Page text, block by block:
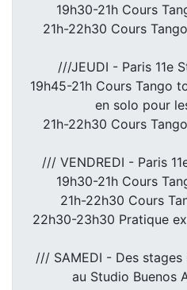
19h30-21h Cours
21h-22h30 Cours
///JEUDI - Paris 11e
19h45-21h Cours Tango
en solo pour
21h-22h30 Cours
/// VENDREDI - Paris
19h30-21h Cours
21h-22h30 Cours
22h30-23h30 Pratique
/// SAMEDI - Des
au Studio Buenos